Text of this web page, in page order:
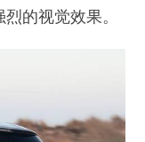
的视觉效果。